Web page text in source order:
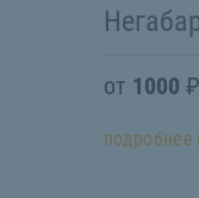
от 1000
подробнее